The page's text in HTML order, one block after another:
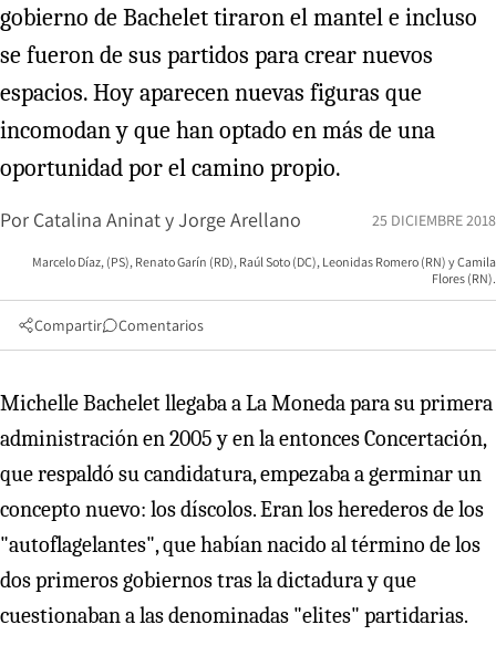
gobierno de Bachelet tiraron el mantel e incluso
se fueron de sus partidos para crear nuevos
espacios. Hoy aparecen nuevas figuras que
incomodan y que han optado en más de una
oportunidad por el camino propio.
Por Catalina Aninat y Jorge Arellano 25 DICIEMBRE 2018
Marcelo Díaz, (PS), Renato Garín (RD), Raúl Soto (DC), Leonidas Romero (RN) y Camila
Flores (RN).
Compartir Comentarios
Michelle Bachelet llegaba a La Moneda para su primera
administración en 2005 y en la entonces Concertación,
que respaldó su candidatura, empezaba a germinar un
concepto nuevo: los díscolos. Eran los herederos de los
"autoflagelantes", que habían nacido al término de los
dos primeros gobiernos tras la dictadura y que
cuestionaban a las denominadas "elites" partidarias.